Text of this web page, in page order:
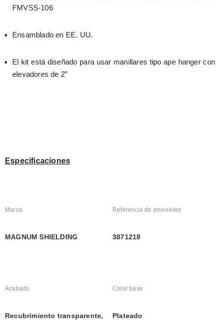
FMVSS-106
Ensamblado en EE. UU.
El kit está diseñado para usar manillares tipo ape hanger con
elevadores de 2”
Especificaciones
Marca
MAGNUM SHIELDING
Referencia de proveedor
3871218
Acabado
Recubrimiento transparente,
Color base
Plateado